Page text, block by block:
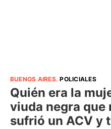
BUENOS AIRES.POLICIALES
Quién era la
viuda negra que
sufrió un ACV y